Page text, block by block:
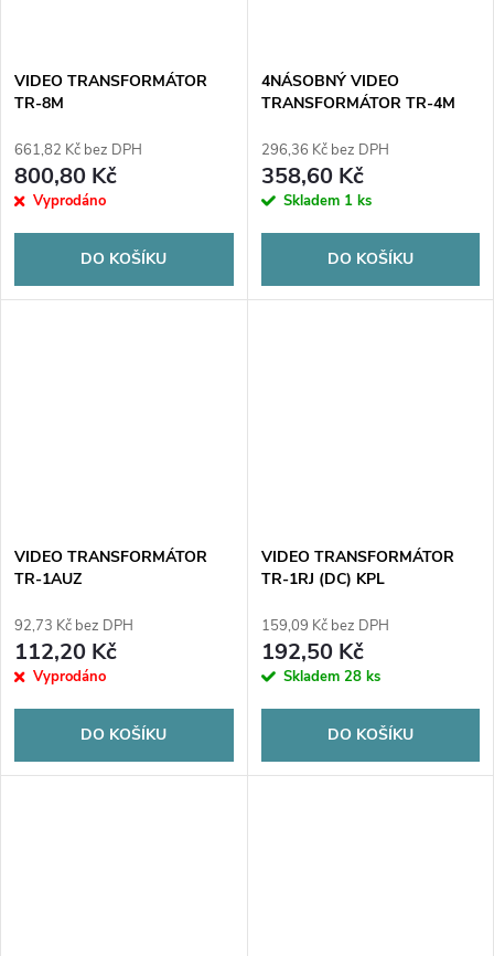
VIDEO TRANSFORMÁTOR
TR-8M
661,82 Kč bez DPH
800,80 Kč
Vyprodáno
DO KOŠÍKU
4NÁSOBNÝ VIDEO
TRANSFORMÁTOR TR-4M
296,36 Kč bez DPH
358,60 Kč
Skladem 1 ks
DO KOŠÍKU
VIDEO TRANSFORMÁTOR
TR-1AUZ
92,73 Kč bez DPH
112,20 Kč
Vyprodáno
DO KOŠÍKU
VIDEO TRANSFORMÁTOR
TR-1RJ (DC) KPL
159,09 Kč bez DPH
192,50 Kč
Skladem 28 ks
DO KOŠÍKU